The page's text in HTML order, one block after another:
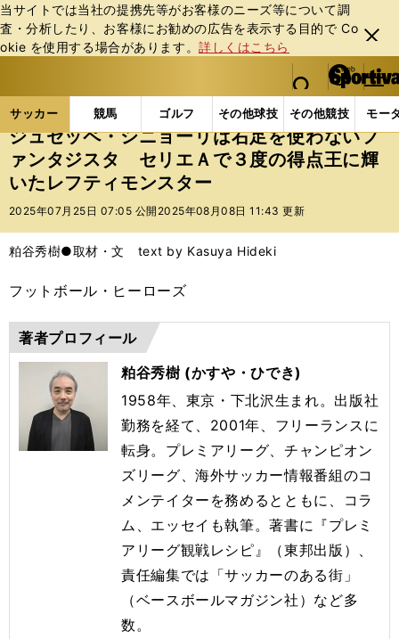
当サイトでは当社の提携先等がお客様のニーズ等について調
査・分析したり、お客様にお勧めの広告を表⽰する⽬的で Co
okie を使⽤する場合があります。詳しくはこちら
閉じ
る
web Sportiva (webスポルティーバ)
検索
マイペ
ー
ジ
メニュ
サッカー 競馬 ゴルフ その他球技 その他競技 モー
ス
ポ
ル
テ
ー
バ
サッカーの記事一覧 海外サッカー 海外サッカー
ジュゼッペ・シニョーリは右足を使わないフ
ァンタジスタ セリエＡで３度の得点王に輝
いたレフティモンスター
2025年07月25日 07:05 公開 2025年08月08日 11:43 更新
粕谷秀樹●取材・文 text by Kasuya Hideki
フットボール・ヒーローズ
著者プロフィール
粕谷秀樹 (かすや・ひでき)
1958年、東京・下北沢生まれ。出版社
勤務を経て、2001年、フリーランスに
転身。プレミアリーグ、チャンピオン
ズリーグ、海外サッカー情報番組のコ
メンテイターを務めるとともに、コラ
ム 、エッセイも執筆。著書に『プレミ
アリーグ観戦レシピ』（東邦出 版）、
責任編集では「サッカーのある街」
（ベースボールマガジン社）など多
数。